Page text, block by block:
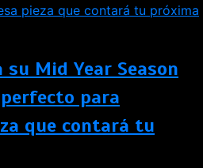
Mid Year Season
para
que contará tu